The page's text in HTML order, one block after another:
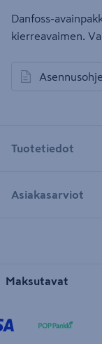
Danfoss-
kierreavaimen.
Asennusohje
avautuu uuteen
Tuotetiedot
Asiakasarviot
Maksutavat